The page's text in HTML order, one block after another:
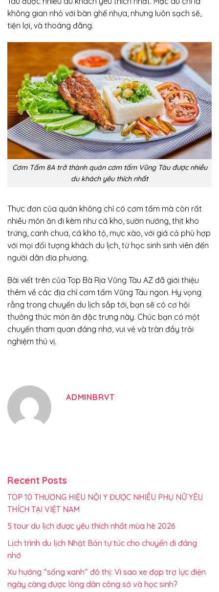
không gian nhỏ với bàn ghế nhựa, nhưng luôn sạch sẽ,
tiện lợi, và thoáng đãng.
Cơm Tấm 8A trở thành quán cơm tấm Vũng Tàu được nhiều
du khách yêu thích nhất
Thực đơn của quán không chỉ có cơm tấm mà còn rất
nhiều món ăn đi kèm như cá kho, sườn nướng, thịt kho
trứng, canh chua, cá kho tộ, mực xào, với giá cả phù hợp
với mọi đối tượng khách du lịch, từ học sinh sinh viên đến
người dân địa phương.
Bài viết trên của Top Bà Rịa Vũng Tàu AZ đã giới thiệu
thêm về các địa chỉ cơm tấm Vũng Tàu ngon. Hy vọng
rằng trong chuyến du lịch sắp tới, bạn sẽ có cơ hội
thưởng thức món ăn đặc trưng này. Chúc bạn có một
chuyến tham quan đáng nhớ, vui vẻ và tràn đầy trải
nghiệm thú vị.
ADMINBRVT
Recent Posts
TOP 10 THƯƠNG HIỆU NỘI Y ĐƯỢC NHIỀU PHỤ NỮ YÊU
THÍCH TẠI VIỆT NAM
5 tour du lịch được yêu thích nhất mùa hè 2026
Lịch trình du lịch Nhật Bản tự túc cho chuyến đi đáng
nhớ
Xu hướng “sống xanh” đô thị: Vì sao xe đạp trợ lực điện
ngày càng được lòng dân công sở và học sinh?